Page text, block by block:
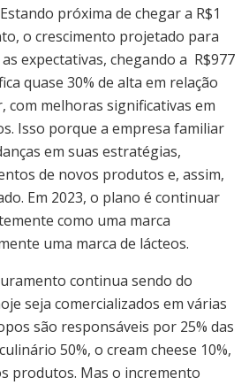
próxima de chegar a R$1
o crescimento projetado para
expectativas, chegando a R$977
quase 30% de alta em relação
com melhoras significativas em
Isso porque a empresa familiar
em suas estratégias,
de novos produtos e, assim,
Em 2023, o plano é continuar
como uma marca
uma marca de lácteos.
continua sendo do
seja comercializados em várias
são responsáveis por 25% das
50%, o cream cheese 10%,
produtos. Mas o incremento